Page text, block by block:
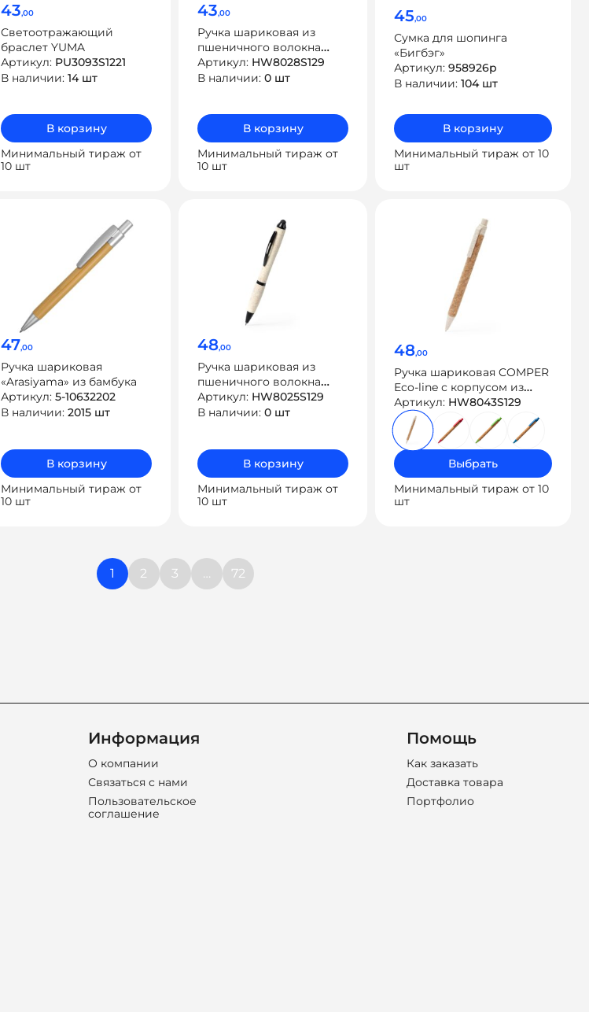
43,00
Светоотражающий
браслет YUMA
Артикул: PU3093S1221
В наличии: 14 шт
В корзину
Минимальный тираж от
10 шт
43,00
Ручка шариковая из
пшеничного волокна
GORBEA
Артикул: HW8028S129
В наличии: 0 шт
В корзину
Минимальный тираж от
10 шт
45,00
Сумка для шопинга
«Бигбэг»
Артикул: 958926р
В наличии: 104 шт
В корзину
Минимальный тираж от 10
шт
47,00
Ручка шариковая
«Arasiyama» из бамбука
Артикул: 5-10632202
В наличии: 2015 шт
В корзину
Минимальный тираж от
10 шт
48,00
Ручка шариковая из
пшеничного волокна
LIKA
Артикул: HW8025S129
В наличии: 0 шт
В корзину
Минимальный тираж от
10 шт
48,00
Ручка шариковая COMPER
Eco-line с корпусом из
пробки
Артикул: HW8043S129
Выбрать
Минимальный тираж от 10
шт
Навигация
по
1 2 3 … 72
Информация
О компании
Связаться с нами
Пользовательское
соглашение
Помощь
Как заказать
Доставка товара
Портфолио